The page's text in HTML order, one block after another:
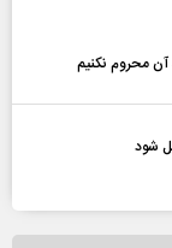
آن محروم نکنیم
شود